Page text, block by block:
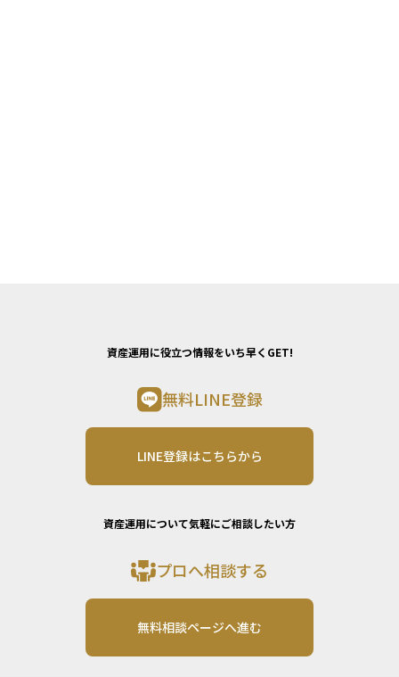
資産運用に役立つ情報をいち早くGET!
無料LINE登録
LINE登録はこちらから
資産運用について気軽にご相談したい方
プロへ相談する
無料相談ページへ進む